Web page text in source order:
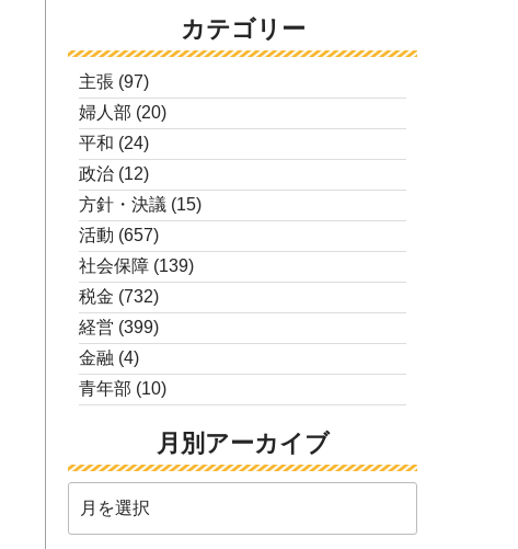
カテゴリー
主張 (97)
婦人部 (20)
平和 (24)
政治 (12)
方針・決議 (15)
活動 (657)
社会保障 (139)
税金 (732)
経営 (399)
金融 (4)
青年部 (10)
月別アーカイブ
別
ア